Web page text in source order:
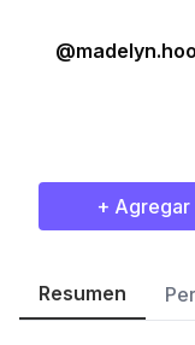
+
Resumen